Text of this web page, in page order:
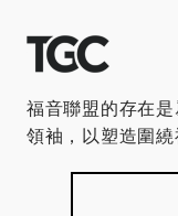
福音聯盟的存在
領袖，以塑造圍繞